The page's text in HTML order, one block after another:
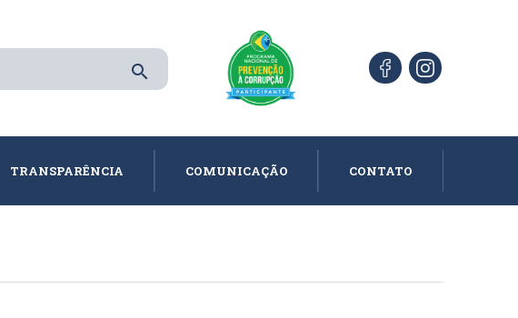
search
TRANSPARÊNCIA COMUNICAÇÃO CONTATO